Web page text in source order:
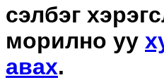
сэлбэг
морилно уу
авах.